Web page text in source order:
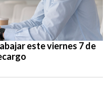
este viernes 7 de